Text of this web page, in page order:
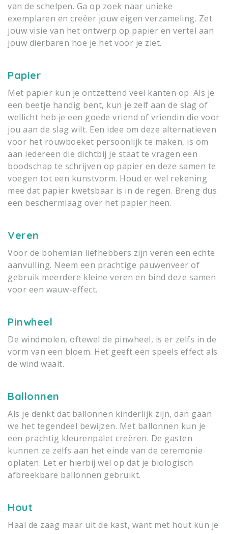
van de schelpen. Ga op zoek naar unieke
exemplaren en creëer jouw eigen verzameling. Zet
jouw visie van het ontwerp op papier en vertel aan
jouw dierbaren hoe je het voor je ziet.
Papier
Met papier kun je ontzettend veel kanten op. Als je
een beetje handig bent, kun je zelf aan de slag of
wellicht heb je een goede vriend of vriendin die voor
jou aan de slag wilt. Een idee om deze alternatieven
voor het rouwboeket persoonlijk te maken, is om
aan iedereen die dichtbij je staat te vragen een
boodschap te schrijven op papier en deze samen te
voegen tot een kunstvorm. Houd er wel rekening
mee dat papier kwetsbaar is in de regen. Breng dus
een beschermlaag over het papier heen.
Veren
Voor de bohemian liefhebbers zijn veren een echte
aanvulling. Neem een prachtige pauwenveer of
gebruik meerdere kleine veren en bind deze samen
voor een wauw-effect.
Pinwheel
De windmolen, oftewel de pinwheel, is er zelfs in de
vorm van een bloem. Het geeft een speels effect als
de wind waait.
Ballonnen
Als je denkt dat ballonnen kinderlijk zijn, dan gaan
we het tegendeel bewijzen. Met ballonnen kun je
een prachtig kleurenpalet creëren. De gasten
kunnen ze zelfs aan het einde van de ceremonie
oplaten. Let er hierbij wel op dat je biologisch
afbreekbare ballonnen gebruikt.
Hout
Haal de zaag maar uit de kast, want met hout kun je